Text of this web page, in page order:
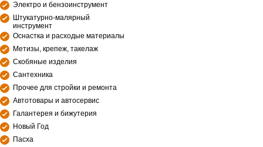
Электро и бензоинструмент
Штукатурно-малярный
инструмент
Оснастка и расходые материалы
Метизы, крепеж, такелаж
Скобяные изделия
Сантехника
Прочее для стройки и ремонта
Автотовары и автосервис
Галантерея и бижутерия
Новый Год
Пасха